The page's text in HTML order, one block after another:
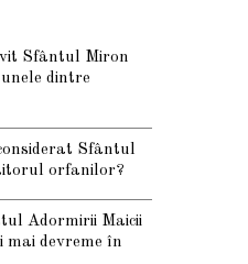
Sfântul Miron
dintre
Sfântul
orfanilor?
Adormirii Maicii
mai devreme în